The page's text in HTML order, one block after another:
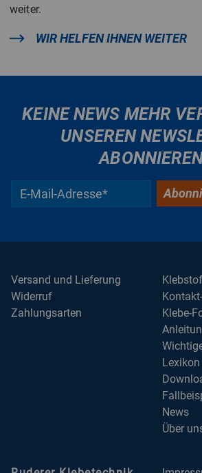
weiter.
WIR HELFEN IHNEN WEITER
KEINE NEWS MEHR
UNSEREN
Klebe-
Lexikon
News
Über
Versand und Lieferung
Widerruf
Zahlungsarten